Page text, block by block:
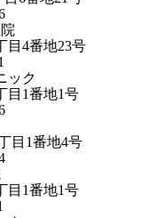
目4番地23号
ック
目1番地1号
目1番地4号
目1番地1号